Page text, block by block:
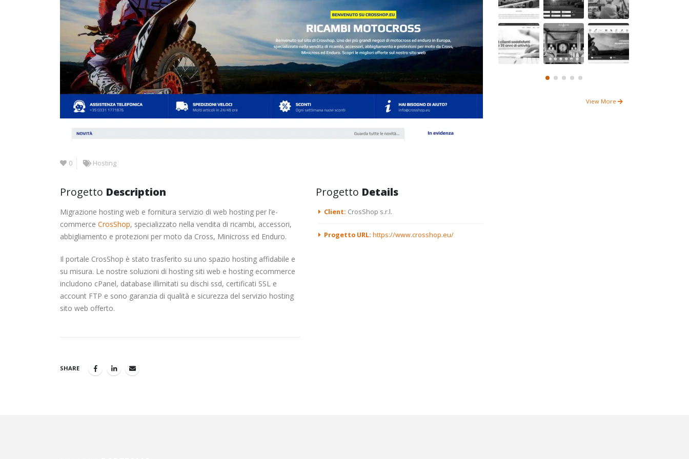
0 Hosting
Progetto Description
Migrazione hosting web e fornitura servizio di web hosting per l’e-
commerce CrosShop, specializzato nella vendita di ricambi, accessori,
abbigliamento e protezioni per moto da Cross, Minicross ed Enduro.
Il portale CrosShop è stato trasferito su uno spazio hosting affidabile e
su misura. Le nostre soluzioni di hosting siti web e hosting ecommerce
includono cPanel, database illimitati su dischi ssd, certificati SSL e
account FTP e sono garanzia di qualità e sicurezza del servizio hosting
sito web offerto.
SHARE
Progetto Details
Client: CrosShop s.r.l.
Progetto URL: https://www.crosshop.eu/
View More